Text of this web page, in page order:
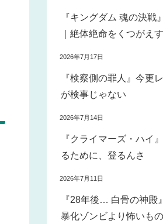
『キングダム 魂の決
｜絶体絶命をくつがえす
2026年7月17日
『検察側の罪人』今更
が検事じゃない
2026年7月14日
『クライマーズ・ハイ
るために、登るんさ
2026年7月11日
『28年後… 白骨の神殿
暴化ゾンビより怖いもの